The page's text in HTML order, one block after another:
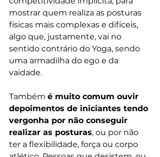
mostrar quem realiza as posturas
físicas mais complexas e difíceis,
algo que, justamente, vai no
sentido contrário do Yoga, sendo
uma armadilha do ego e da
vaidade.
Também é muito comum ouvir
depoimentos de iniciantes tendo
vergonha por não conseguir
realizar as posturas, ou por não
ter a flexibilidade, força ou corpo